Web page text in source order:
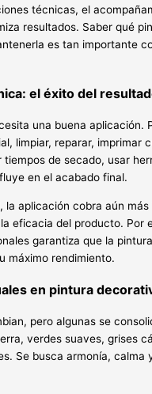
técnicas, el
resultados. Saber qué
es tan importante
el éxito del
una buena aplicación.
limpiar, reparar, imprimar
tiempos de secado, usar
en el acabado final.
la aplicación cobra aún
eficacia del producto. Por
garantiza que la
máximo rendimiento.
en pintura
pero algunas se
verdes suaves, grises
Se busca armonía, calma